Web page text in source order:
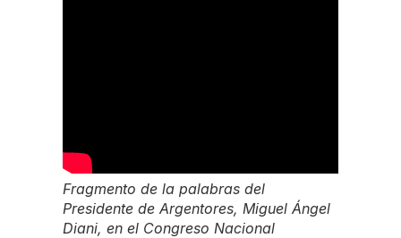
Fragmento de la palabras del
Presidente de Argentores, Miguel Ángel
Diani, en el Congreso Nacional